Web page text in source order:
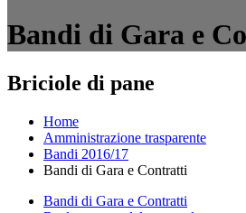
Bandi di Gara e
Briciole di pane
Home
Amministrazione trasparente
Bandi 2016/17
Bandi di Gara e Contratti
Bandi di Gara e Contratti